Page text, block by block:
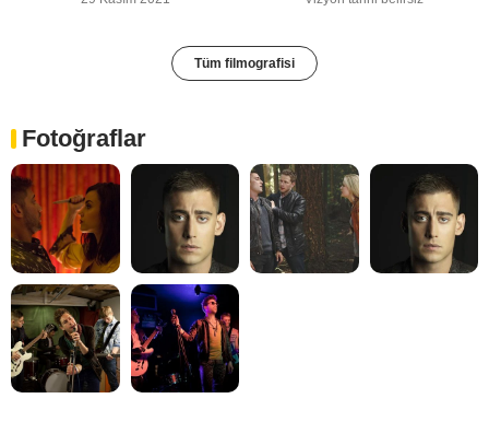
Tüm filmografisi
Fotoğraflar